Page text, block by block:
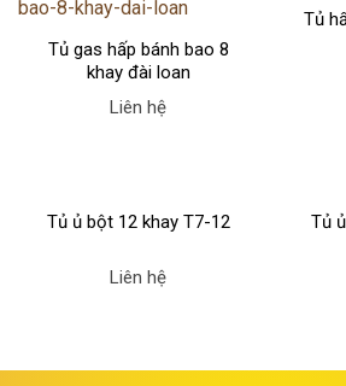
Tủ gas hấp bánh bao 8
khay đài loan
Liên hệ
Tủ
Tủ ủ bột 12 khay T7-12
Liên hệ
Tủ